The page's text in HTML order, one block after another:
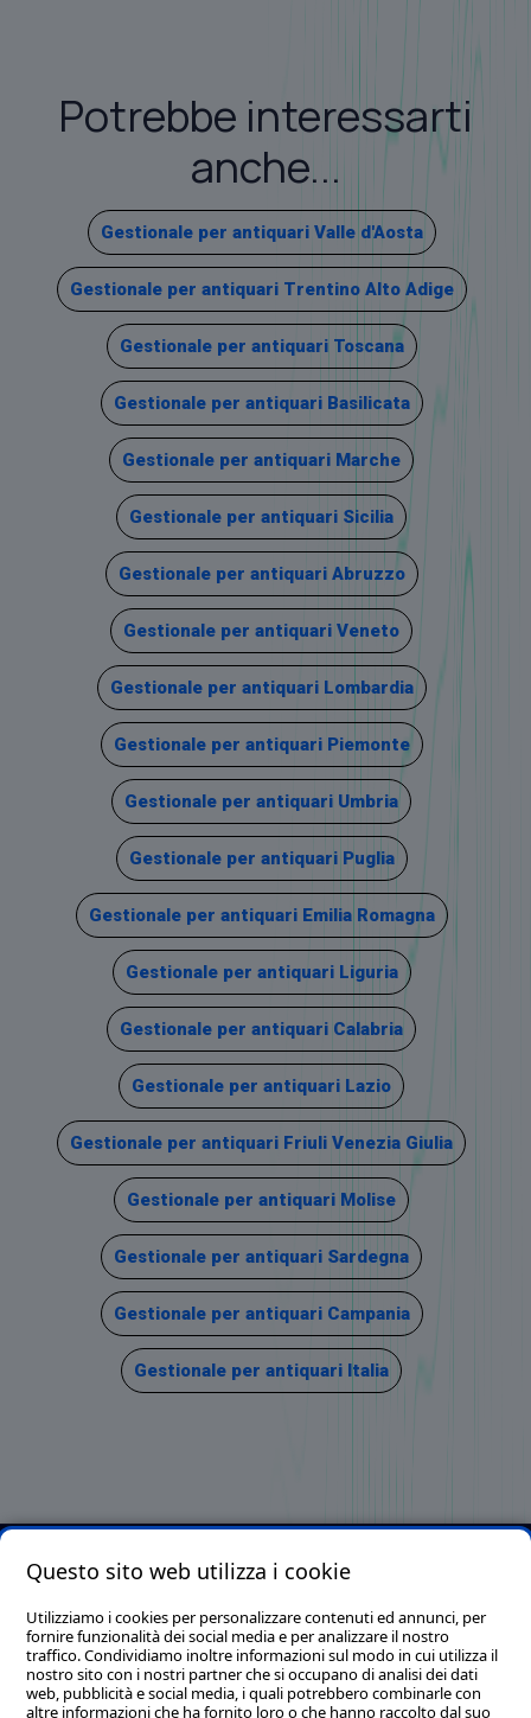
Potrebbe interessarti
anche...
Gestionale per antiquari Valle d'Aosta
Gestionale per antiquari Trentino Alto Adige
Gestionale per antiquari Toscana
Gestionale per antiquari Basilicata
Gestionale per antiquari Marche
Gestionale per antiquari Sicilia
Gestionale per antiquari Abruzzo
Gestionale per antiquari Veneto
Gestionale per antiquari Lombardia
Gestionale per antiquari Piemonte
Gestionale per antiquari Umbria
Gestionale per antiquari Puglia
Gestionale per antiquari Emilia Romagna
Gestionale per antiquari Liguria
Gestionale per antiquari Calabria
Gestionale per antiquari Lazio
Gestionale per antiquari Friuli Venezia Giulia
Gestionale per antiquari Molise
Gestionale per antiquari Sardegna
Gestionale per antiquari Campania
Gestionale per antiquari Italia
Clion S.p.A. con socio unico - P.I./C.F./C.C.I.A.A. 01644540435 -
Reg. Imp. MC 169521 - Cap. Soc. € 1.000.000,00 I.v. - Email.
info@clion.it - PEC clion@pec.it
Sede legale, tecnica ed amministrativa: Via Alvata, 200 - 62018 -
Porto Potenza Picena (Macerata)
Questo sito web utilizza i cookie
Utilizziamo i cookies per personalizzare contenuti ed annunci, per
fornire funzionalità dei social media e per analizzare il nostro
traffico. Condividiamo inoltre informazioni sul modo in cui utilizza il
nostro sito con i nostri partner che si occupano di analisi dei dati
web, pubblicità e social media, i quali potrebbero combinarle con
altre informazioni che ha fornito loro o che hanno raccolto dal suo